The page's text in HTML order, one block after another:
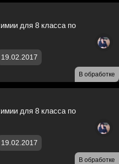
В обработке
для 8 класса по
19.02.2017
В обработке
для 8 класса по
19.02.2017